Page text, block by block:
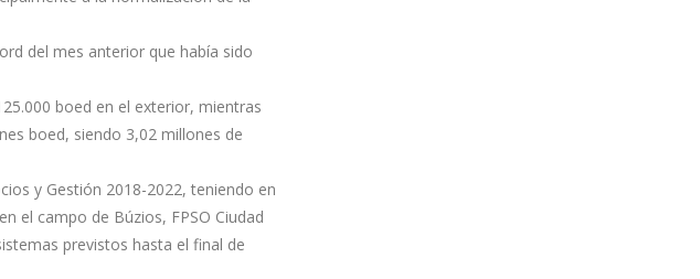
del mes anterior que había sido
boed en el exterior, mientras
boed, siendo 3,02 millones de
y Gestión 2018-2022, teniendo en
el campo de Búzios, FPSO Ciudad
previstos hasta el final de